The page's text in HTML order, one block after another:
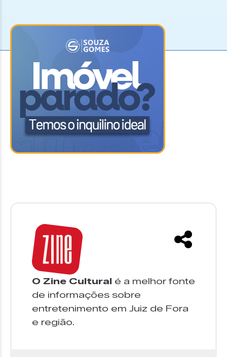
O Zine Cultural é a melhor fonte
de informações sobre
entretenimento em Juiz de Fora
e região.